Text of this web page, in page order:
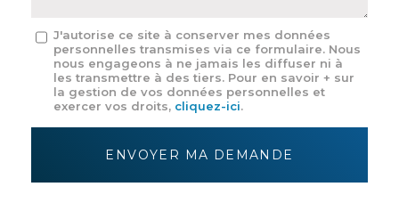
Message
J'autorise ce site à conserver mes données
personnelles transmises via ce formulaire. Nous
nous engageons à ne jamais les diffuser ni à
les transmettre à des tiers. Pour en savoir + sur
la gestion de vos données personnelles et
exercer vos droits, cliquez-ici.
Acceptation
ENVOYER MA DEMANDE